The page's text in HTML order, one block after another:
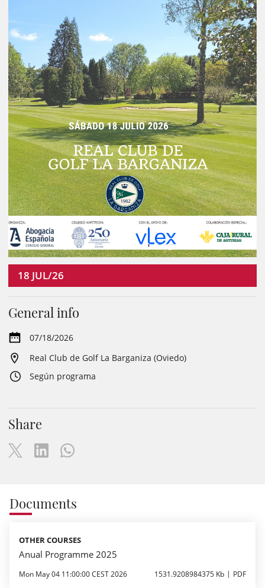
18 JUL/26
General info
07/18/2026
Real Club de Golf La Barganiza (Oviedo)
Según programa
Share
Documents
OTHER COURSES
Anual Programme 2025
Mon May 04 11:00:00 CEST 2026 1531.9208984375 Kb PDF